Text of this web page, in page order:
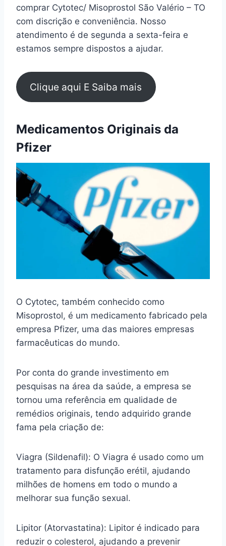
comprar Cytotec/ Misoprostol São Valério – TO
com discrição e conveniência. Nosso
atendimento é de segunda a sexta-feira e
estamos sempre dispostos a ajudar.
Clique aqui E Saiba mais
Medicamentos Originais da
Pfizer
O Cytotec, também conhecido como
Misoprostol, é um medicamento fabricado pela
empresa Pfizer, uma das maiores empresas
farmacêuticas do mundo.
Por conta do grande investimento em
pesquisas na área da saúde, a empresa se
tornou uma referência em qualidade de
remédios originais, tendo adquirido grande
fama pela criação de:
Viagra (Sildenafil): O Viagra é usado como um
tratamento para disfunção erétil, ajudando
milhões de homens em todo o mundo a
melhorar sua função sexual.
Lipitor (Atorvastatina): Lipitor é indicado para
reduzir o colesterol, ajudando a prevenir